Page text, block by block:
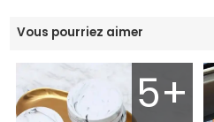
Vous pourriez aimer
5+